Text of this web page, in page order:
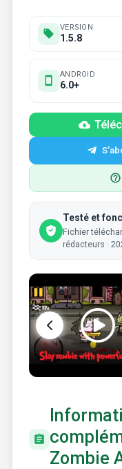
VERSION
1.5.8
ANDROID
6.0+
Testé et
Fichier
rédacteurs ·
Zombie